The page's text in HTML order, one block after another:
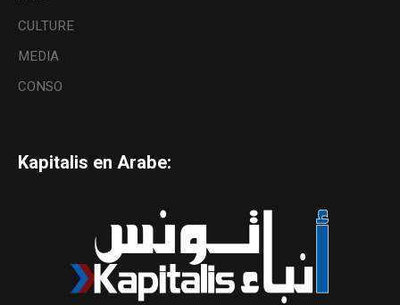
CULTURE
MEDIA
CONSO
Kapitalis en Arabe: